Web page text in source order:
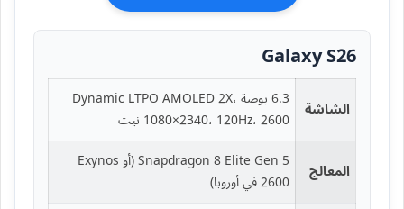
Galaxy S26
الشاشة
6.3 بوصة Dynamic LTPO AMOLED 2X،
1080×2340، 120Hz، 2600 نيت
المعالج
Snapdragon 8 Elite Gen 5 (أو Exynos
2600 في أوروبا)